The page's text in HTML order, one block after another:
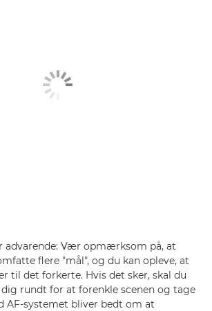
advarende: Vær opmærksom på, at
flere "mål", og du kan opleve, at
til det forkerte. Hvis det sker, skal du
rundt for at forenkle scenen og tage
AF-systemet bliver bedt om at